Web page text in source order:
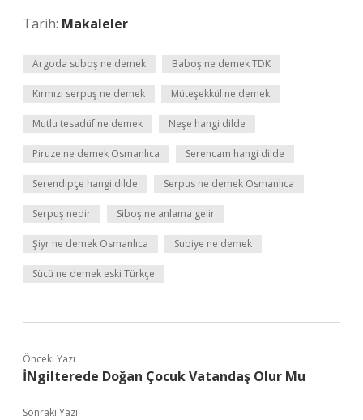
Tarih: Makaleler
Argoda suboş ne demek Baboş ne demek TDK
Kırmızı serpuş ne demek Müteşekkül ne demek
Mutlu tesadüf ne demek Neşe hangi dilde
Piruze ne demek Osmanlıca Serencam hangi dilde
Serendipçe hangi dilde Serpus ne demek Osmanlıca
Serpuş nedir Siboş ne anlama gelir
Şiyr ne demek Osmanlıca Subiye ne demek
Sücü ne demek eski Türkçe
Önceki Yazı
İNgilterede Doğan Çocuk Vatandaş Olur Mu
Sonraki Yazı